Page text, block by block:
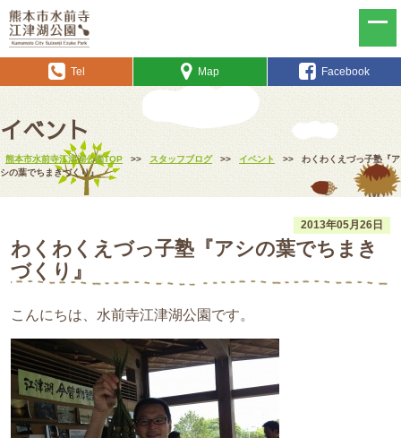
Tel Map Facebook
イベント
熊本市水前寺江津湖公園TOP >> スタッフブログ >> イベント >>
わくわくえづっ子塾『ア
シの葉でちまきづくり』
2013年05月26日
わくわくえづっ子塾『アシの葉でちまき
づくり』
こんにちは、水前寺江津湖公園です。